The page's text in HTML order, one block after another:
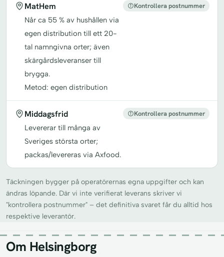
MatHem
Når ca 55 % av hushållen via
egen distribution till ett 20-
tal namngivna orter; även
skärgårdsleveranser till
brygga.
Metod: egen distribution
Kontrollera postnummer
Middagsfrid
Levererar till många av
Sveriges största orter;
packas/levereras via Axfood.
Kontrollera postnummer
Täckningen bygger på operatörernas egna uppgifter och kan
ändras löpande. Där vi inte verifierat leverans skriver vi
"kontrollera postnummer" – det definitiva svaret får du alltid hos
respektive leverantör.
Om Helsingborg